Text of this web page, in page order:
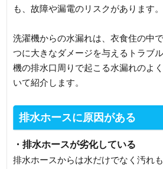
も、故障や漏電のリスクがあります。
洗濯機からの水漏れは、衣食住の中
つに大きなダメージを与えるトラブ
機の排水口周りで起こる水漏れのよ
いて紹介します。
排水ホースに原因がある
・排水ホースが劣化している
排水ホースからは水だけでなく汚れ